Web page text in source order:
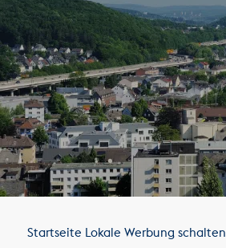
Startseite Lokale Werbung schalten